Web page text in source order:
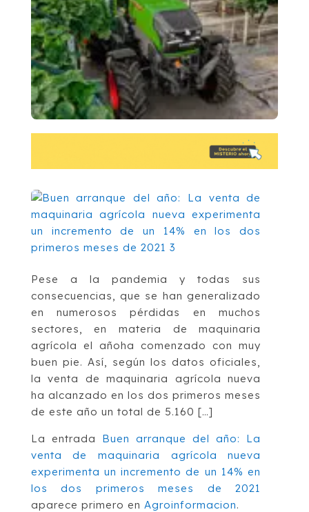
Pese a la pandemia y todas sus
consecuencias, que se han generalizado
en numerosos pérdidas en muchos
sectores, en materia de maquinaria
agrícola el añoha comenzado con muy
buen pie. Así, según los datos oficiales,
la venta de maquinaria agrícola nueva
ha alcanzado en los dos primeros meses
de este año un total de 5.160 […]
La entrada Buen arranque del año: La
venta de maquinaria agrícola nueva
experimenta un incremento de un 14% en
los dos primeros meses de 2021
aparece primero en Agroinformacion.